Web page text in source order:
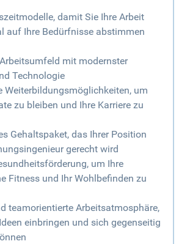
damit Sie Ihre Arbeit
auf Ihre Bedürfnisse abstimmen
mit modernster
Technologie
Weiterbildungsmöglichkeiten, um
zu bleiben und Ihre Karriere zu
Gehaltspaket, das Ihrer Position
gerecht wird
um Ihre
Fitness und Ihr Wohlbefinden zu
teamorientierte Arbeitsatmosphäre,
einbringen und sich gegenseitig